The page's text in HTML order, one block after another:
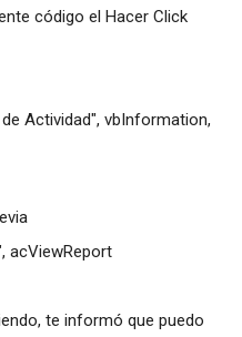
código el Hacer Click
Actividad", vbInformation,
acViewReport
te informó que puedo